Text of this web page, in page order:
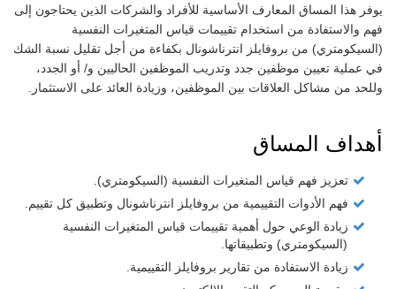
يوفر هذا المساق المعارف الأساسية للأفراد والشركات الذين يحتاجون إلى
فهم والاستفادة من استخدام تقييمات قياس المتغيرات النفسية
(السيكومتري) من بروفايلز انترناشونال بكفاءة من أجل تقليل نسبة الشك
في عملية تعيين موظفين جدد وتدريب الموظفين الحاليين و/ أو الجدد،
وللحد من مشاكل العلاقات بين الموظفين، وزيادة العائد على الاستثمار.
أهداف المساق
تعزيز فهم قياس المتغيرات النفسية (السيكومتري).
فهم الأدوات التقييمية من بروفايلز انترناشونال وتطبيق كل تقييم.
زيادة الوعي حول أهمية تقييمات قياس المتغيرات النفسية
(السيكومتري) وتطبيقاتها.
زيادة الاستفادة من تقارير بروفايلز التقييمية.